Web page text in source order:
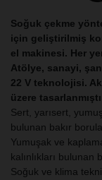
Soğuk çekme
için geliştirilmiş
el makinesi. Her
Atölye, sanayi,
22 V teknolojisi.
üzere
Sert, yarısert,
bulunan bakır
Yumuşak ve
kalınlıkları
Soğuk ve klima